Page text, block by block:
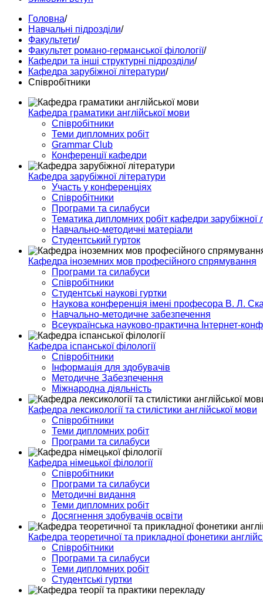
Головна/
Навчальні підрозділи/
Факультети/
Факультет романо-германської філології/
Кафедри та інші структурні підрозділи/
Кафедра зарубіжної літератури/
Співробітники
Кафедра граматики англійської мови
Співробітники
Теми дипломних робіт
Grammar Club
Конференції кафедри
Кафедра зарубіжної літератури
Участь у конференціях
Співробітники
Програми та силабуси
Тематика дипломних робіт кафедри зарубіжної
Навчально-методичні матеріали
Студентський гурток
Кафедра іноземних мов професійного спрямування
Програми та силабуси
Співробітники
Студентські наукові гуртки
Наукова конференція імені професора В. Л.
Навчально-методичне забезпечення
Всеукраїнська науково-практична Інтернет-
Кафедра іспанської філології
Співробітники
Інформація для здобувачів
Методичне Забезпечення
Міжнародна діяльність
Кафедра лексикології та стилістики англійської мови
Співробітники
Теми дипломних робіт
Програми та силабуси
Кафедра німецької філології
Співробітники
Програми та силабуси
Методичні видання
Теми дипломних робіт
Досягнення здобувачів освіти
Кафедра теоретичної та прикладної фонетики
Співробітники
Програми та силабуси
Теми дипломних робіт
Студентські гуртки